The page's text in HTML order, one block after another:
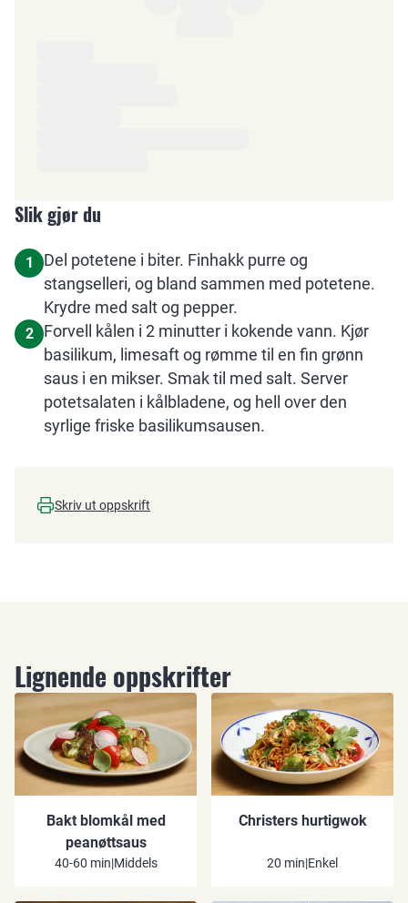
Slik gjør du
1
Del potetene i biter. Finhakk purre og
stangselleri, og bland sammen med potetene.
Krydre med salt og pepper.
2
Forvell kålen i 2 minutter i kokende vann. Kjør
basilikum, limesaft og rømme til en fin grønn
saus i en mikser. Smak til med salt. Server
potetsalaten i kålbladene, og hell over den
syrlige friske basilikumsausen.
Skriv ut oppskrift
Lignende oppskrifter
Bakt blomkål med
peanøttsaus
40-60 min|Middels
Christers hurtigwok
20 min|Enkel